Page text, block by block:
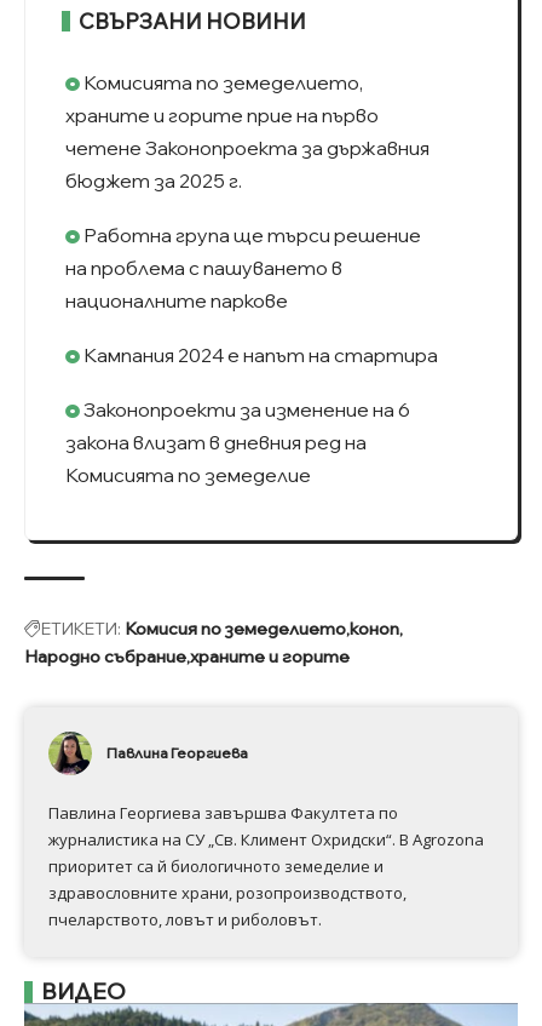
СВЪРЗАНИ НОВИНИ
Комисията по земеделието,
храните и горите прие на първо
четене Законопроекта за държавния
бюджет за 2025 г.
Работна група ще търси решение
на проблема с пашуването в
националните паркове
Кампания 2024 е напът на стартира
Законопроекти за изменение на 6
закона влизат в дневния ред на
Комисията по земеделие
ЕТИКЕТИ: Комисия по земеделиетоконоп
Народно събраниехраните и горите
Павлина Георгиева
Павлина Георгиева завършва Факултета по
журналистика на СУ „Св. Климент Охридски“. В Аgrozona
приоритет са й биологичното земеделие и
здравословните храни, розопроизводството,
пчеларството, ловът и риболовът.
ВИДЕО